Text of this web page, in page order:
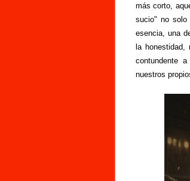
más corto,
sucio" no solo
esencia, una
la honestidad,
contundente
nuestros